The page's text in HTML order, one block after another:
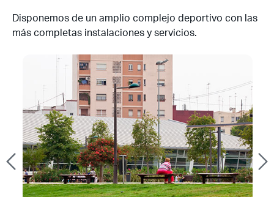
Disponemos de un amplio complejo deportivo con las
más completas instalaciones y servicios.